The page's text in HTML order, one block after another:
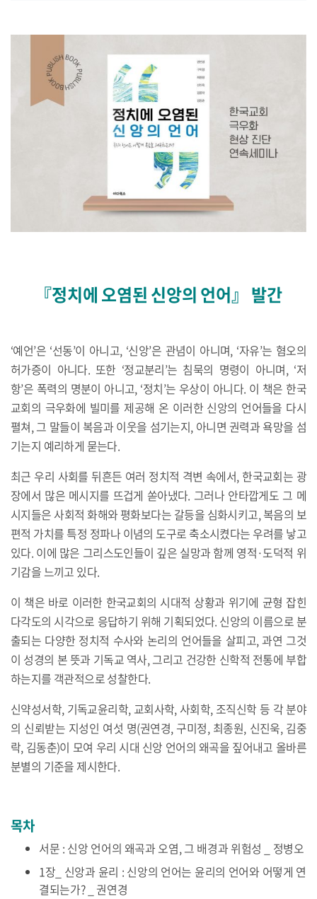
『정치에 오염된 신앙의 언어』 발간
‘예언’은 ‘선동’이 아니고, ‘신앙’은 관념이 아니며, ‘자유’는 혐오의
허가증이 아니다. 또한 ‘정교분리’는 침묵의 명령이 아니며, ‘저
항’은 폭력의 명분이 아니고, ‘정치’는 우상이 아니다. 이 책은 한국
교회의 극우화에 빌미를 제공해 온 이러한 신앙의 언어들을 다시
펼쳐, 그 말들이 복음과 이웃을 섬기는지, 아니면 권력과 욕망을 섬
기는지 예리하게 묻는다.
최근 우리 사회를 뒤흔든 여러 정치적 격변 속에서, 한국교회는 광
장에서 많은 메시지를 뜨겁게 쏟아냈다. 그러나 안타깝게도 그 메
시지들은 사회적 화해와 평화보다는 갈등을 심화시키고, 복음의 보
편적 가치를 특정 정파나 이념의 도구로 축소시켰다는 우려를 낳고
있다. 이에 많은 그리스도인들이 깊은 실망과 함께 영적·도덕적 위
기감을 느끼고 있다.
이 책은 바로 이러한 한국교회의 시대적 상황과 위기에 균형 잡힌
다각도의 시각으로 응답하기 위해 기획되었다. 신앙의 이름으로 분
출되는 다양한 정치적 수사와 논리의 언어들을 살피고, 과연 그것
이 성경의 본 뜻과 기독교 역사, 그리고 건강한 신학적 전통에 부합
하는지를 객관적으로 성찰한다.
신약성서학, 기독교윤리학, 교회사학, 사회학, 조직신학 등 각 분야
의 신뢰받는 지성인 여섯 명(권연경, 구미정, 최종원, 신진욱, 김중
락, 김동춘)이 모여 우리 시대 신앙 언어의 왜곡을 짚어내고 올바른
분별의 기준을 제시한다.
목차
서문 : 신앙 언어의 왜곡과 오염, 그 배경과 위험성 _ 정병오
1장_ 신앙과 윤리 : 신앙의 언어는 윤리의 언어와 어떻게 연
결되는가? _ 권연경